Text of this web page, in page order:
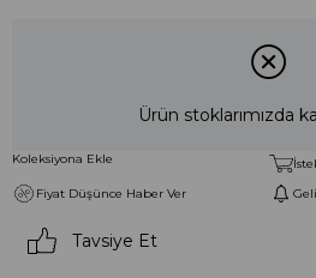
Ürün stoklarımızda
Koleksiyona Ekle
Fiyat Düşünce Haber Ver
Tavsiye Et